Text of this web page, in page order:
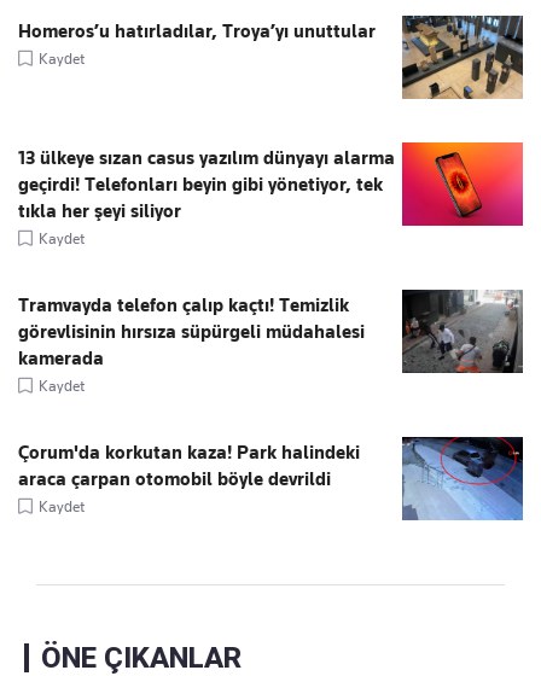
Homeros’u hatırladılar, Troya’yı unuttular
Kaydet
13 ülkeye sızan casus yazılım dünyayı alarma
geçirdi! Telefonları beyin gibi yönetiyor, tek
tıkla her şeyi siliyor
Kaydet
Tramvayda telefon çalıp kaçtı! Temizlik
görevlisinin hırsıza süpürgeli müdahalesi
kamerada
Kaydet
Çorum'da korkutan kaza! Park halindeki
araca çarpan otomobil böyle devrildi
Kaydet
ÖNE ÇIKANLAR